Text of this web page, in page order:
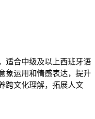
适合中级及以上西班牙语
象运用和情感表达，提升
跨文化理解，拓展人文